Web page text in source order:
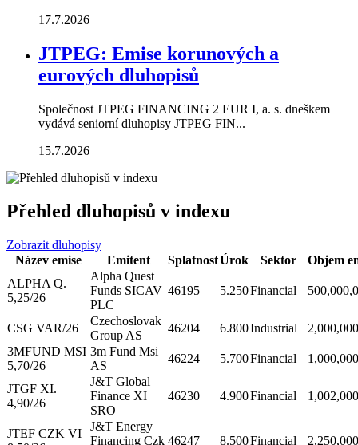
17.7.2026
JTPEG: Emise korunových a
eurových dluhopisů
Společnost JTPEG FINANCING 2 EUR I, a. s. dneškem
vydává seniorní dluhopisy JTPEG FIN...
15.7.2026
Přehled dluhopisů v indexu
Zobrazit dluhopisy
Název emise
Emitent SplatnostÚrok Sektor
Objem
ALPHA Q.
5,25/26
Alpha Quest
Funds SICAV
PLC
46195 5.250Financial
CSG VAR/26
Czechoslovak
Group AS
46204 6.800Industrial
3MFUND MSI
5,70/26
3m Fund Msi
AS
46224 5.700Financial
JTGF XI.
4,90/26
J&T Global
Finance XI
SRO
46230 4.900Financial
JTEF CZK VI
J&T Energy
Financing Czk 46247 8.500Financial